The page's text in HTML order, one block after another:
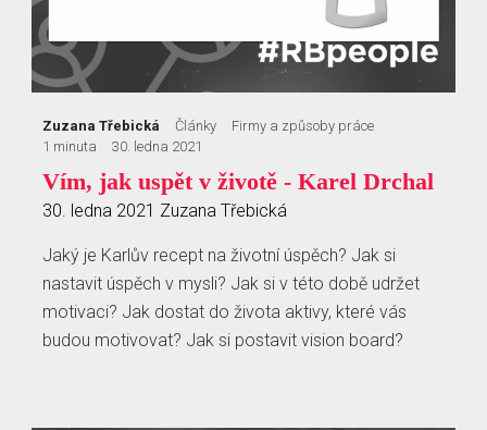
Zuzana Třebická Články
Firmy a způsoby práce
1 minuta
30. ledna 2021
Vím, jak uspět v životě - Karel Drchal
30. ledna 2021 Zuzana Třebická
Jaký je Karlův recept na životní úspěch? Jak si
nastavit úspěch v mysli? Jak si v této době udržet
motivaci? Jak dostat do života aktivy, které vás
budou motivovat? Jak si postavit vision board?